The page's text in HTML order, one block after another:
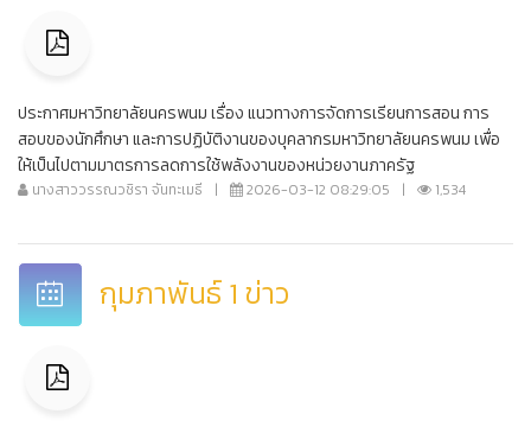
ประกาศมหาวิทยาลัยนครพนม เรื่อง แนวทางการจัดการเรียนการสอน การ
สอบของนักศึกษา และการปฏิบัติงานของบุคลากรมหาวิทยาลัยนครพนม เพื่อ
ให้เป็นไปตามมาตรการลดการใช้พลังงานของหน่วยงานภาครัฐ
นางสาววรรณวชิรา จันทะเมธี | 2026-03-12 08:29:05 | 1,534
กุมภาพันธ์ 1 ข่าว